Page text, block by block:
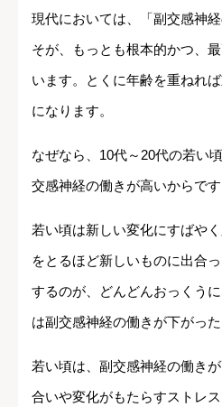
現代においては、「副交感神
そが、もっとも根本的かつ、
います。とくに年齢を重ねれ
になります。
なぜなら、10代～20代の若い
交感神経の働きが高いからです
若い頃は新しい変化にすばや
をとるほど新しいものに出合
するのが、どんどんおっくう
は副交感神経の働きが下がった
若い頃は、副交感神経の働き
合いや変化がもたらすストレ